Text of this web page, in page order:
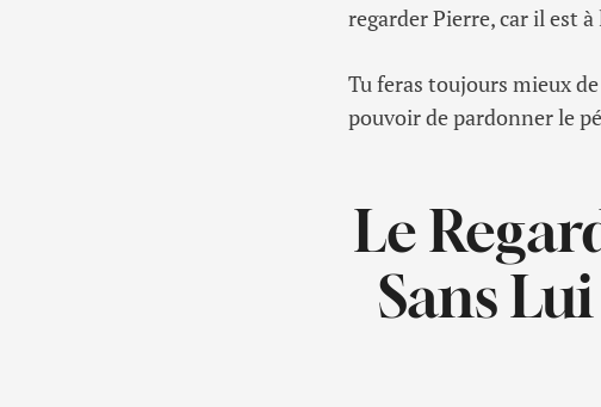
regarder Pierre, car il est
Tu feras toujours mieux
pouvoir de pardonner le
Le
Sans